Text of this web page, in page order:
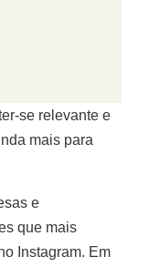
se relevante e
mais para
e
que mais
Instagram. Em